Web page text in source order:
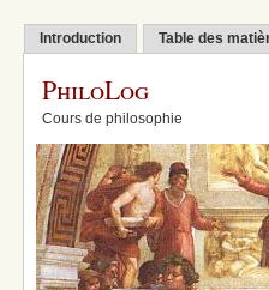
Introduction Table des
PhiloLog
Cours de philosophie